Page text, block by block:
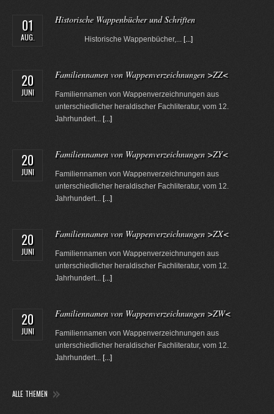
01
AUG.
Historische Wappenbücher und Schriften
Historische Wappenbücher,... [...]
20
JUNI
Familiennamen von Wappenverzeichnungen >ZZ<
Familiennamen von Wappenverzeichnungen aus
unterschiedlicher heraldischer Fachliteratur, vom 12.
Jahrhundert... [...]
20
JUNI
Familiennamen von Wappenverzeichnungen >ZY<
Familiennamen von Wappenverzeichnungen aus
unterschiedlicher heraldischer Fachliteratur, vom 12.
Jahrhundert... [...]
20
JUNI
Familiennamen von Wappenverzeichnungen >ZX<
Familiennamen von Wappenverzeichnungen aus
unterschiedlicher heraldischer Fachliteratur, vom 12.
Jahrhundert... [...]
20
JUNI
Familiennamen von Wappenverzeichnungen >ZW<
Familiennamen von Wappenverzeichnungen aus
unterschiedlicher heraldischer Fachliteratur, vom 12.
Jahrhundert... [...]
ALLE THEMEN